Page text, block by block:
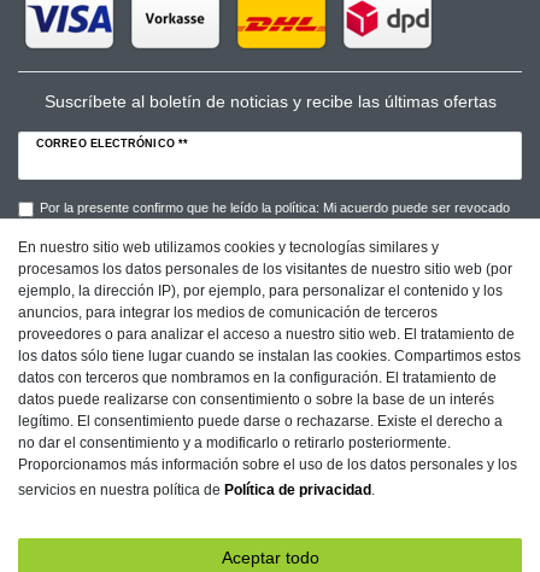
Suscríbete al boletín de noticias y recibe las últimas ofertas
CORREO ELECTRÓNICO **
Por la presente confirmo que he leído la política: Mi acuerdo puede ser revocado
Suscribirse a
Imprenta Protección de Datos Condiciones
Declaration of accessibility Retirada­recht
En nuestro sitio web utilizamos cookies y tecnologías similares y
procesamos los datos personales de los visitantes de nuestro sitio web (por
ejemplo, la dirección IP), por ejemplo, para personalizar el contenido y los
anuncios, para integrar los medios de comunicación de terceros
proveedores o para analizar el acceso a nuestro sitio web. El tratamiento de
los datos sólo tiene lugar cuando se instalan las cookies. Compartimos estos
datos con terceros que nombramos en la configuración. El tratamiento de
datos puede realizarse con consentimiento o sobre la base de un interés
legítimo. El consentimiento puede darse o rechazarse. Existe el derecho a
no dar el consentimiento y a modificarlo o retirarlo posteriormente.
Proporcionamos más información sobre el uso de los datos personales y los
servicios en nuestra política de Política de privacidad .
Aceptar todo